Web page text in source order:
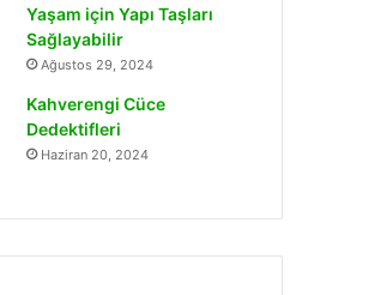
Yaşam için Yapı Taşları
Sağlayabilir
Ağustos 29, 2024
Kahverengi Cüce
Dedektifleri
Haziran 20, 2024